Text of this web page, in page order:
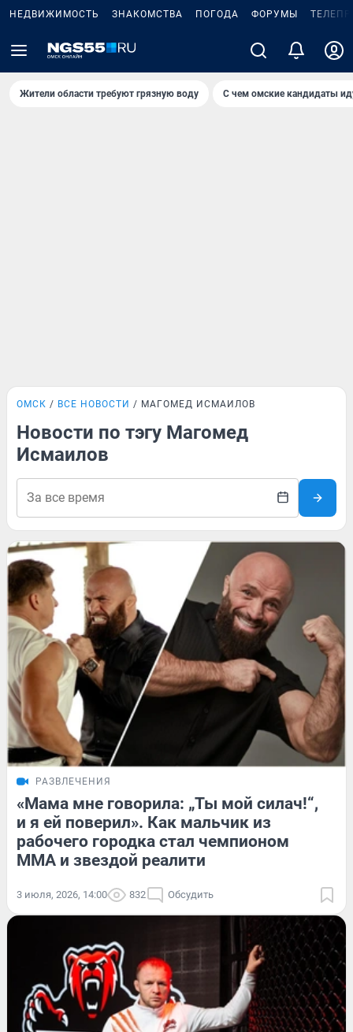
НЕДВИЖИМОСТЬ ЗНАКОМСТВА ПОГОДА ФОРУМЫ
Жители области требуют грязную воду С чем омские кандидаты
ОМСК ВСЕ НОВОСТИ МАГОМЕД ИСМАИЛОВ
Новости по тэгу Магомед
Исмаилов
РАЗВЛЕЧЕНИЯ
«Мама мне говорила: „Ты мой силач!“,
и я ей поверил». Как мальчик из
рабочего городка стал чемпионом
ММА и звездой реалити
3 июля, 2026, 14:00 832 Обсудить